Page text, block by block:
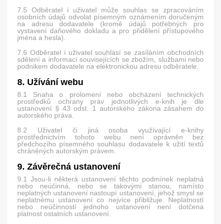
7.5 Odběratel i uživatel může souhlas se zpracováním
osobních údajů odvolat písemným oznámením doručeným
na adresu dodavatele (kromě údajů potřebných pro
vystavení daňového dokladu a pro přidělení přístupového
jména a hesla).
7.6 Odběratel i uživatel souhlasí se zasíláním obchodních
sdělení a informací souvisejících se zbožím, službami nebo
podnikem dodavatele na elektronickou adresu odběratele.
8. Užívání webu
8.1 Snaha o prolomení nebo obcházení technických
prostředků ochrany práv jednotlivých e-knih je dle
ustanovení § 43 odst. 1 autorského zákona zásahem do
autorského práva.
8.2 Uživatel či jiná osoba využívající e-knihy
prostřednictvím tohoto webu není oprávněn bez
předchozího písemného souhlasu dodavatele k užití textů
chráněných autorským právem.
9. Závěrečná ustanovení
9.1 Jsou-li některá ustanovení těchto podmínek neplatná
nebo neúčinná, nebo se takovými stanou, namísto
neplatných ustanovení nastoupí ustanovení, jehož smysl se
neplatnému ustanovení co nejvíce přibližuje. Neplatností
nebo neúčinností jednoho ustanovení není dotčena
platnost ostatních ustanovení.